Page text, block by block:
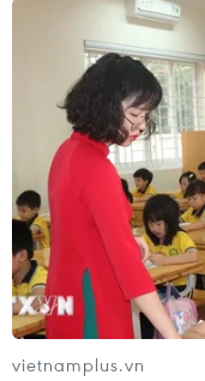
hoàn trả bằng
của Nga đang bị
tỏa theo lệnh
Bộ trưởng Tài
thông tin này./.
Anh, Pháp
Ukraine xây
hoạch chấm
vietnamplus.vn